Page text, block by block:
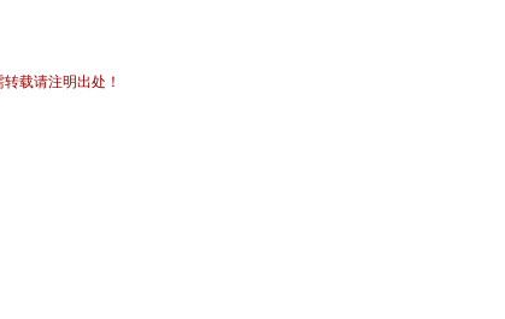
载请注明出处！